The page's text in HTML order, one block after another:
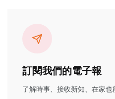
訂閱我們的電子報
了解時事、接收新知、在家也